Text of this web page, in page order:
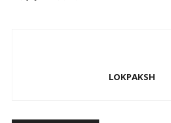
LOKPAKSH